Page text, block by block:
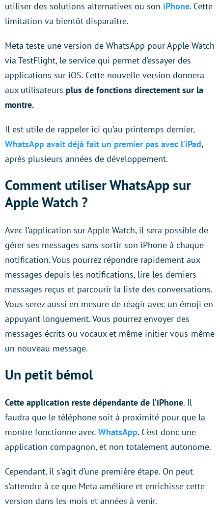
utiliser des solutions alternatives ou son iPhone. Cette
limitation va bientôt disparaître.
Meta teste une version de WhatsApp pour Apple Watch
via TestFlight, le service qui permet d’essayer des
applications sur iOS. Cette nouvelle version donnera
aux utilisateurs plus de fonctions directement sur la
montre.
Il est utile de rappeler ici qu’au printemps dernier,
WhatsApp avait déjà fait un premier pas avec l’iPad,
après plusieurs années de développement.
Comment utiliser WhatsApp sur
Apple Watch ?
Avec l’application sur Apple Watch, il sera possible de
gérer ses messages sans sortir son iPhone à chaque
notification. Vous pourrez répondre rapidement aux
messages depuis les notifications, lire les derniers
messages reçus et parcourir la liste des conversations.
Vous serez aussi en mesure de réagir avec un émoji en
appuyant longuement. Vous pourrez envoyer des
messages écrits ou vocaux et même initier vous-même
un nouveau message.
Un petit bémol
Cette application reste dépendante de l’iPhone. Il
faudra que le téléphone soit à proximité pour que la
montre fonctionne avec WhatsApp. C’est donc une
application compagnon, et non totalement autonome.
Cependant, il s’agit d’une première étape. On peut
s’attendre à ce que Meta améliore et enrichisse cette
version dans les mois et années à venir.